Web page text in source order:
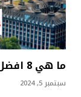
ما هي 8 افضل المدن للعيش في بريطانيا؟
سبتمبر 5, 2024